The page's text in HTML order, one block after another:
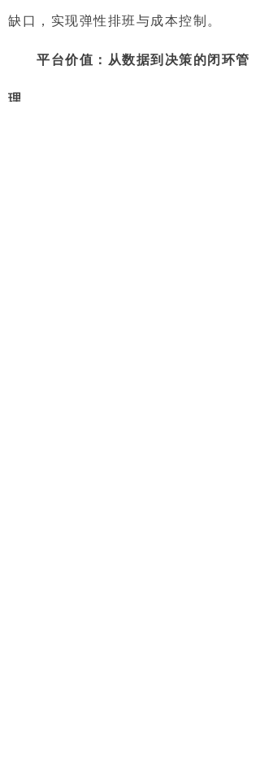
缺口，实现弹性排班与成本控制。
平台价值：从数据到决策的闭环管
理